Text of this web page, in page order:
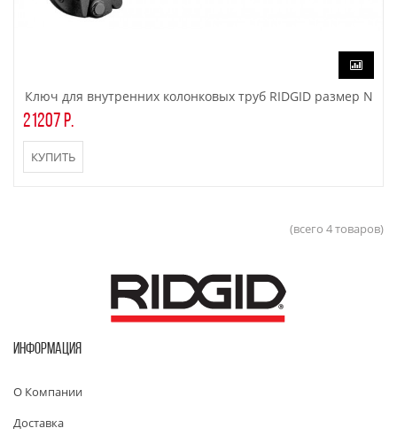
Ключ для внутренних колонковых труб RIDGID размер N
21207 р.
КУПИТЬ
(всего 4 товаров)
ИНФОРМАЦИЯ
О Компании
Доставка